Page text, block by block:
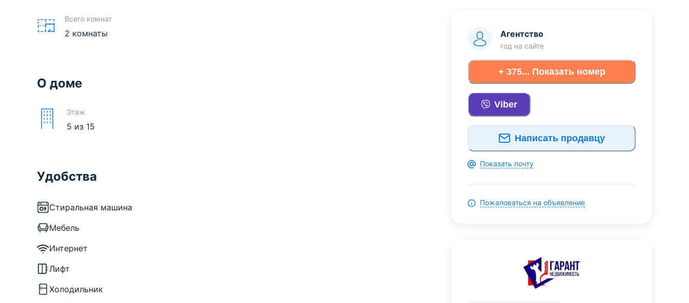
Всего комнат
2 комнаты
О доме
Этаж
5 из 15
Удобства
Стиральная машина
Мебель
Интернет
Лифт
Холодильник
Агентство
год на сайте
+ 375... Показать номер
Viber
Написать продавцу
Показать почту
Пожаловаться на объявление